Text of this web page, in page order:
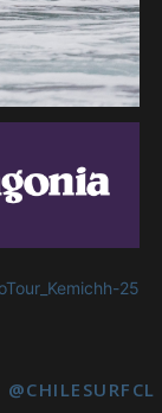
@CHILESURFCL